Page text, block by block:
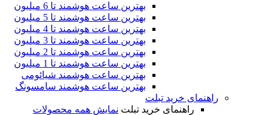
بهترین ساعت هوشمند تا 6 میلیون
بهترین ساعت هوشمند تا 5 میلیون
بهترین ساعت هوشمند تا 4 میلیون
بهترین ساعت هوشمند تا 3 میلیون
بهترین ساعت هوشمند تا 2 میلیون
بهترین ساعت هوشمند تا 1 میلیون
بهترین ساعت هوشمند شیائومی
بهترین ساعت هوشمند سامسونگ
راهنمای خرید تبلت
راهنمای خرید تبلت نمایش همه محصولات